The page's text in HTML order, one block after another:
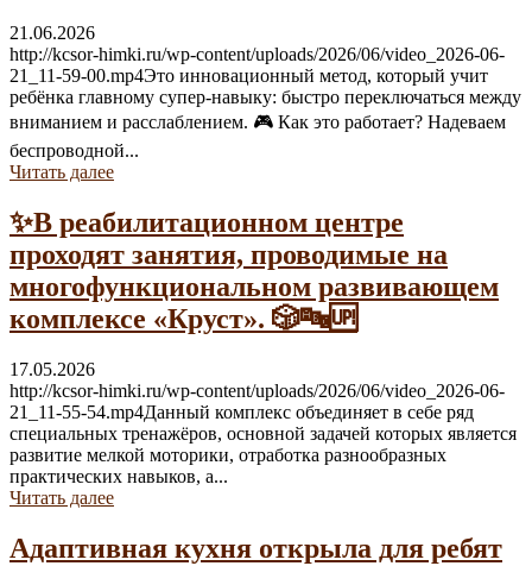
21.06.2026
http://kcsor-himki.ru/wp-content/uploads/2026/06/video_2026-06-
21_11-59-00.mp4Это инновационный метод, который учит
ребёнка главному супер-навыку: быстро переключаться между
вниманием и расслаблением. 🎮 Как это работает? Надеваем
беспроводной...
Читать далее
✨В реабилитационном центре
проходят занятия, проводимые на
многофункциональном развивающем
комплексе «Круст». 🎲🔤🆙
17.05.2026
http://kcsor-himki.ru/wp-content/uploads/2026/06/video_2026-06-
21_11-55-54.mp4Данный комплекс объединяет в себе ряд
специальных тренажёров, основной задачей которых является
развитие мелкой моторики, отработка разнообразных
практических навыков, а...
Читать далее
Адаптивная кухня открыла для ребят